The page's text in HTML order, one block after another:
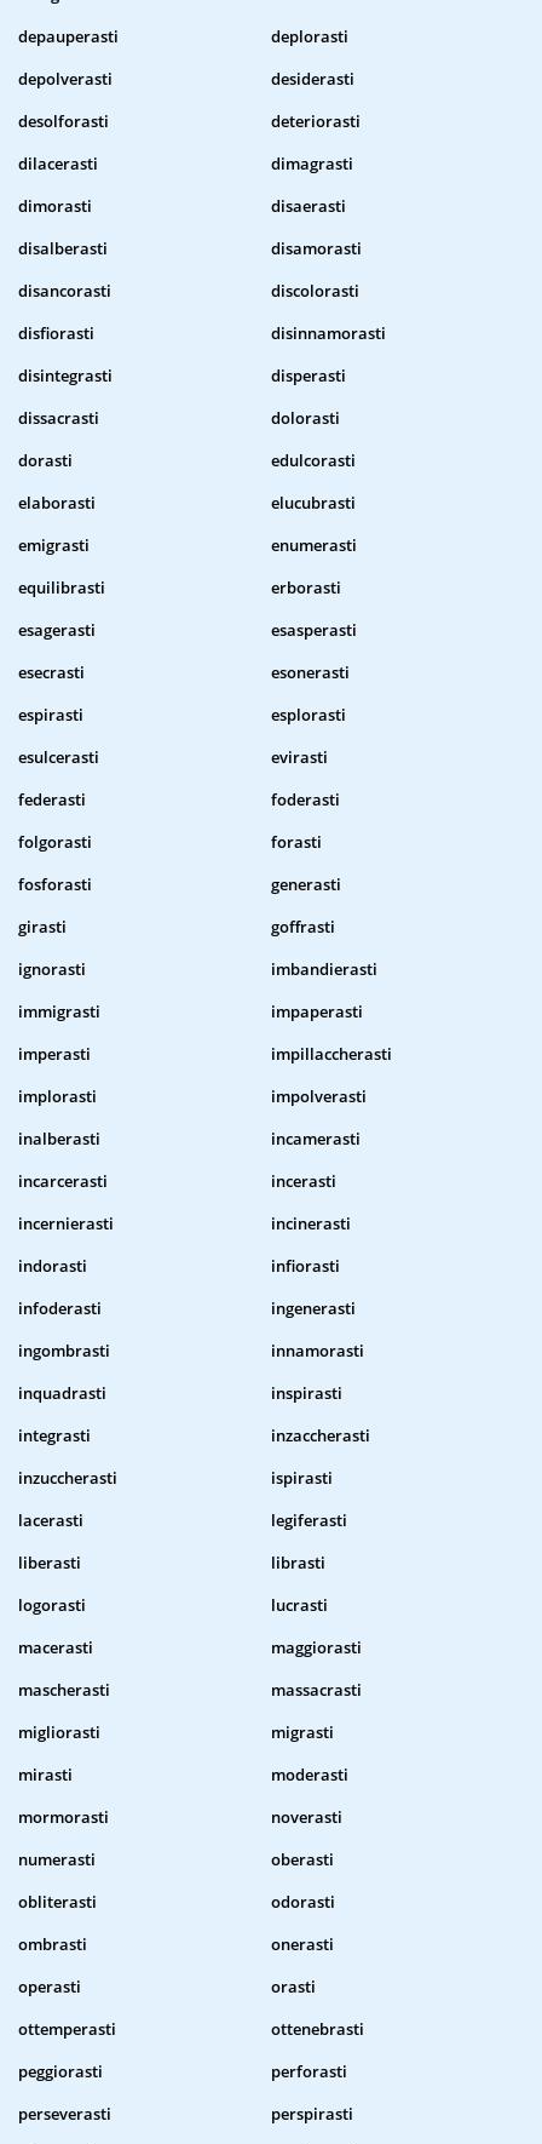
depauperasti
deplorasti
depolverasti
desiderasti
desolforasti
deteriorasti
dilacerasti
dimagrasti
dimorasti
disaerasti
disalberasti
disamorasti
disancorasti
discolorasti
disfiorasti
disinnamorasti
disintegrasti
disperasti
dissacrasti
dolorasti
dorasti
edulcorasti
elaborasti
elucubrasti
emigrasti
enumerasti
equilibrasti
erborasti
esagerasti
esasperasti
esecrasti
esonerasti
espirasti
esplorasti
esulcerasti
evirasti
federasti
foderasti
folgorasti
forasti
fosforasti
generasti
girasti
goffrasti
ignorasti
imbandierasti
immigrasti
impaperasti
imperasti
impillaccherasti
implorasti
impolverasti
inalberasti
incamerasti
incarcerasti
incerasti
incernierasti
incinerasti
indorasti
infiorasti
infoderasti
ingenerasti
ingombrasti
innamorasti
inquadrasti
inspirasti
integrasti
inzaccherasti
inzuccherasti
ispirasti
lacerasti
legiferasti
liberasti
librasti
logorasti
lucrasti
macerasti
maggiorasti
mascherasti
massacrasti
migliorasti
migrasti
mirasti
moderasti
mormorasti
noverasti
numerasti
oberasti
obliterasti
odorasti
ombrasti
onerasti
operasti
orasti
ottemperasti
ottenebrasti
peggiorasti
perforasti
perseverasti
perspirasti